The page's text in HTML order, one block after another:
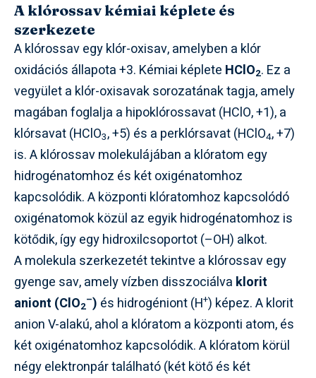
A klórossav kémiai képlete és
szerkezete
A klórossav egy klór-oxisav, amelyben a klór
oxidációs állapota +3. Kémiai képlete HClO2. Ez a
vegyület a klór-oxisavak sorozatának tagja, amely
magában foglalja a hipoklórossavat (HClO, +1), a
klórsavat (HClO3, +5) és a perklórsavat (HClO4, +7)
is. A klórossav molekulájában a klóratom egy
hidrogénatomhoz és két oxigénatomhoz
kapcsolódik. A központi klóratomhoz kapcsolódó
oxigénatomok közül az egyik hidrogénatomhoz is
kötődik, így egy hidroxilcsoportot (–OH) alkot.
A molekula szerkezetét tekintve a klórossav egy
gyenge sav, amely vízben disszociálva klorit
aniont (ClO2
–) és hidrogéniont (H+) képez. A klorit
anion V-alakú, ahol a klóratom a központi atom, és
két oxigénatomhoz kapcsolódik. A klóratom körül
négy elektronpár található (két kötő és két